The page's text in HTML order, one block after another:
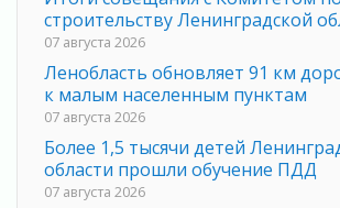
строительству Ленинградской
07 августа 2026
Ленобласть обновляет 91 км
к малым населенным пунктам
07 августа 2026
Более 1,5 тысячи детей
области прошли обучение ПДД
07 августа 2026